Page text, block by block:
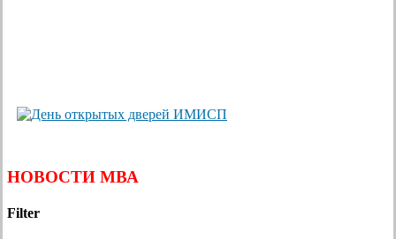
НОВОСТИ МВА
Filter